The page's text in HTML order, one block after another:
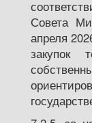
Совета
апреля
закупок